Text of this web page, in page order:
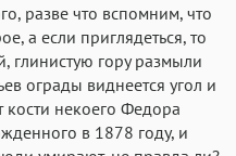
разве что вспомним, что
а если приглядеться, то
глинистую гору размыли
ограды виднеется угол и
кости некоего Федора
в 1878 году, и